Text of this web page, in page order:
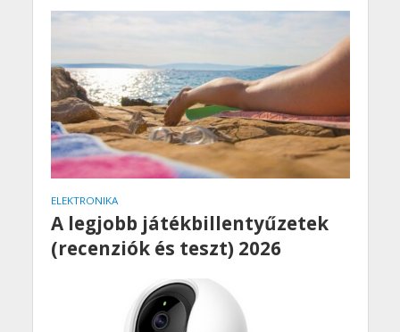
ELEKTRONIKA
A legjobb játékbillentyűzetek
(recenziók és teszt) 2026